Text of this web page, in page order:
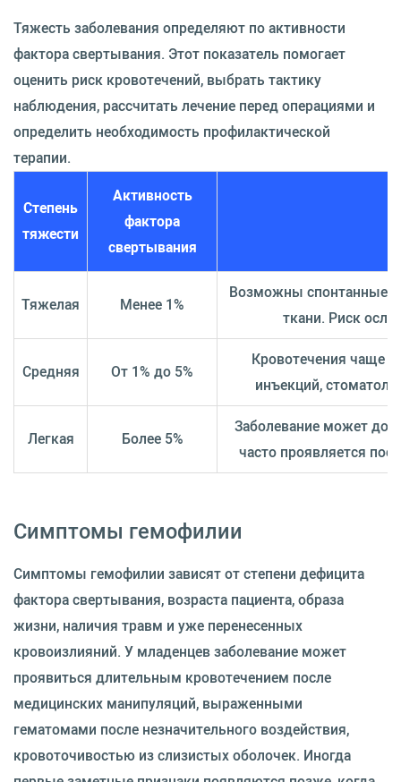
Тяжесть заболевания определяют по активности
фактора свертывания. Этот показатель помогает
оценить риск кровотечений, выбрать тактику
наблюдения, рассчитать лечение перед операциями и
определить необходимость профилактической
терапии.
Степень
тяжести
Активность
фактора
свертывания
Тяжелая Менее 1%
Возможны спонтанные
ткани. Риск
Средняя От 1% до 5%
Кровотечения чаще
инъекций,
Легкая Более 5%
Заболевание может
часто проявляется
Симптомы гемофилии
Симптомы гемофилии зависят от степени дефицита
фактора свертывания, возраста пациента, образа
жизни, наличия травм и уже перенесенных
кровоизлияний. У младенцев заболевание может
проявиться длительным кровотечением после
медицинских манипуляций, выраженными
гематомами после незначительного воздействия,
кровоточивостью из слизистых оболочек. Иногда